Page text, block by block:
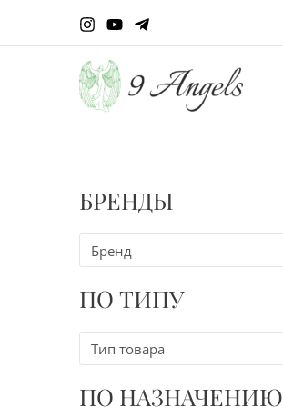
БРЕНДЫ
Бренд
ПО ТИПУ
Тип товара
ПО НАЗНАЧЕНИЮ